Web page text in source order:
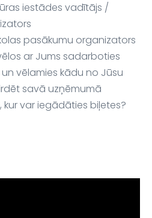
iestādes vadītājs /
pasākumu organizators
ar Jums sadarboties
vēlamies kādu no Jūsu
savā uzņēmumā
kur var iegādāties biļetes?